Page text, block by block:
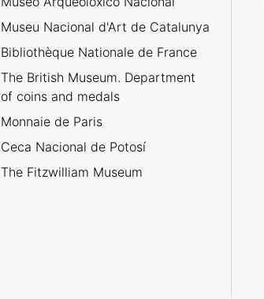
Museu Nacional d'Art de Catalunya
Bibliothèque Nationale de France
The British Museum. Department
of coins and medals
Monnaie de Paris
Ceca Nacional de Potosí
The Fitzwilliam Museum